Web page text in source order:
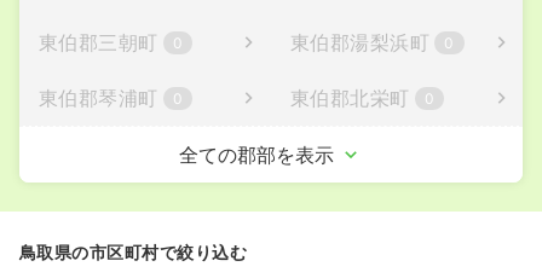
東伯郡三朝町 0 東伯郡湯梨浜町 0
東伯郡琴浦町 0 東伯郡北栄町 0
0 西伯郡大山町
西伯郡南部町 0 西伯郡伯耆町 0
日野郡日南町 0
全ての郡部を表示
鳥取県の市区町村で絞り込む